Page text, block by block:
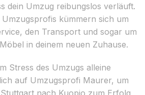
dein Umzug reibungslos verläuft.
kümmern sich um
den Transport und sogar um
in deinem neuen Zuhause.
Stress des Umzugs alleine
auf Umzugsprofi Maurer, um
nach Kuopio zum Erfolg